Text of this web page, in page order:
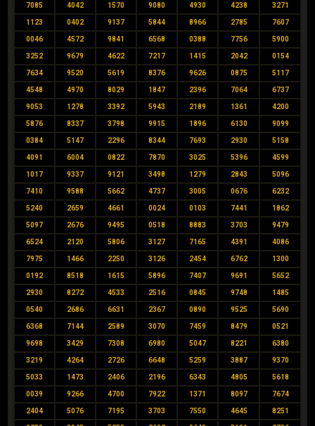
7085 4042 1570 9080 4930 4238 3271
1123 0402 9137 5844 8966 2785 7607
0046 4572 9841 6568 0388 7756 5900
3252 9679 4622 7217 1415 2042 0154
7634 9520 5619 8376 9626 0875 5117
4548 4970 8029 1847 2396 7064 6737
9053 1278 3392 5943 2189 1361 4200
5876 8337 3798 9915 1896 6130 9099
0384 5147 2296 8344 7693 2930 5158
4091 6004 0822 7870 3025 5396 4599
1017 9337 9121 3498 1279 2843 5096
7410 9588 5662 4737 3005 0676 6232
5240 2659 4661 0024 0103 7441 1862
5097 2676 9495 0518 8883 3703 9479
6524 2120 5806 3127 7165 4391 4086
7975 1466 2250 3126 2454 6762 1300
0192 8518 1615 5896 7407 9691 5652
2930 8272 4533 2516 0845 9748 1485
0540 2686 6631 2367 0890 9525 5690
6368 7144 2589 3070 7459 8479 0521
9698 3429 7308 6980 5047 8221 6380
3219 4264 2726 6648 5259 3887 9370
5033 1473 2406 2196 6343 4805 5618
0039 9266 4700 7922 1371 8097 7674
2404 5076 7195 3703 7550 4645 8251